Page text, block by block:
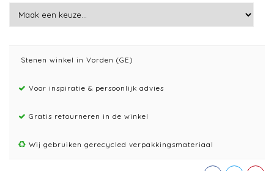
Stenen winkel in Vorden (GE)
Voor inspiratie & persoonlijk advies
Gratis retourneren in de winkel
Wij gebruiken gerecycled verpakkingsmateriaal